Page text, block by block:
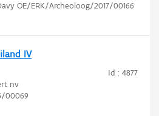
OE/ERK/Archeoloog/2017/00166
IV
id : 4877
nv
00069